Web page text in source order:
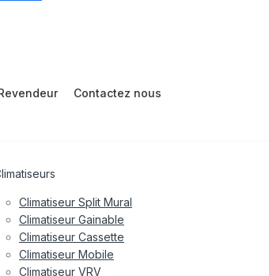
Contactez nous
Climatiseur Split Mural
Climatiseur Gainable
Climatiseur Cassette
Climatiseur Mobile
Climatiseur VRV